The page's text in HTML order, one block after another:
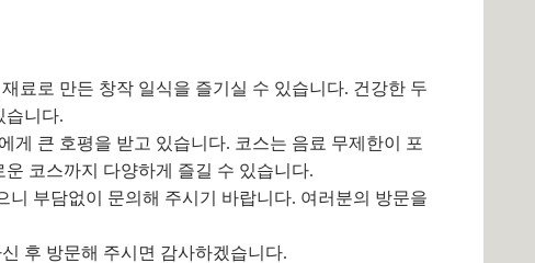
료로 만든 창작 일식을 즐기실 수 있습니다. 건강한 두
습니다.
게 큰 호평을 받고 있습니다. 코스는 음료 무제한이 포
코스까지 다양하게 즐길 수 있습니다.
부담없이 문의해 주시기 바랍니다. 여러분의 방문을
후 방문해 주시면 감사하겠습니다.